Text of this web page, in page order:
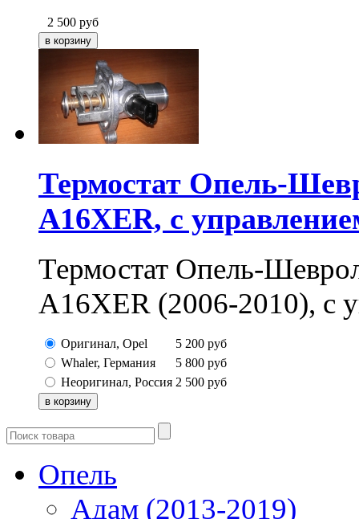
2 500 руб
Термостат Опель-
A16XER, с
Термостат Опель-
A16XER (2006-2010), с
Оригинал, Opel 5 200 руб
Whaler, Германия
5 800 руб
Неоригинал, Россия 2 500 руб
Опель
Адам (2013-2019)